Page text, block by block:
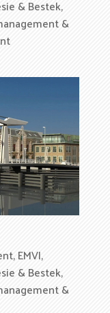
& Bestek,
&
,EMVI,
& Bestek,
&